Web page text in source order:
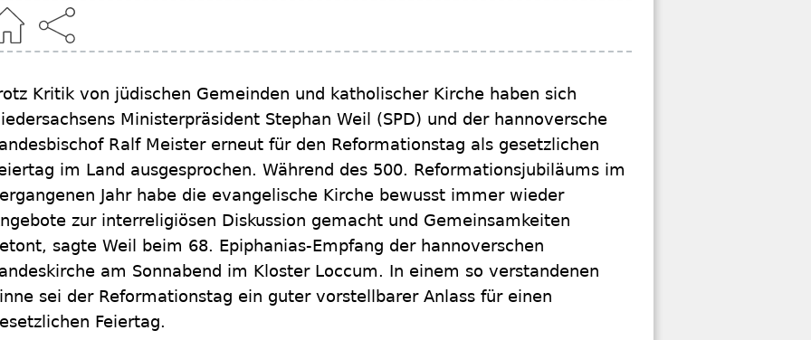
Kritik von jüdischen Gemeinden und katholischer Kirche haben sich
Ministerpräsident Stephan Weil (SPD) und der hannoversche
Ralf Meister erneut für den Reformationstag als gesetzlichen
im Land ausgesprochen. Während des 500. Reformationsjubiläums im
Jahr habe die evangelische Kirche bewusst immer wieder
zur interreligiösen Diskussion gemacht und Gemeinsamkeiten
sagte Weil beim 68. Epiphanias-Empfang der hannoverschen
am Sonnabend im Kloster Loccum. In einem so verstandenen
sei der Reformationstag ein guter vorstellbarer Anlass für einen
Feiertag.